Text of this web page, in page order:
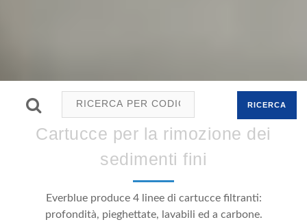
RICERCA
Cartucce per la rimozione dei
sedimenti fini
Everblue produce 4 linee di cartucce filtranti:
profondità, pieghettate, lavabili ed a carbone.